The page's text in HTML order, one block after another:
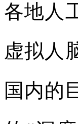
各地人
虚拟人
国内的